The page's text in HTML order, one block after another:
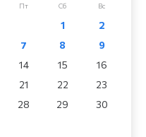
Пт Сб Вс
1
2
7 8
9
14 15
16
21 22
23
28 29
30